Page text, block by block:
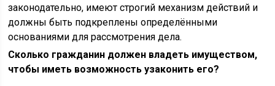
законодательно, имеют строгий механизм действий и
должны быть подкреплены определёнными
основаниями для рассмотрения дела.
Сколько гражданин должен владеть имуществом,
чтобы иметь возможность узаконить его?